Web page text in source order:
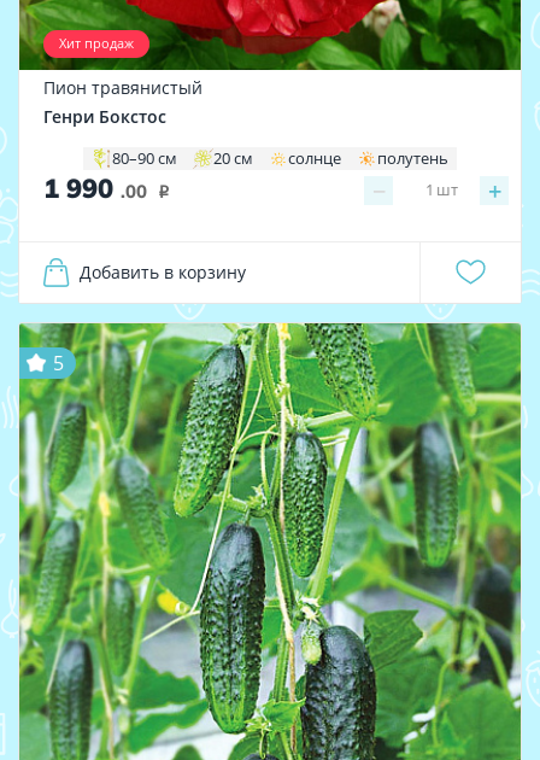
Хит продаж
Пион травянистый
Генри Бокстос
80–90 см 20 см солнце полутень
1 990 .00 i − +
1 шт
Добавить в корзину
5